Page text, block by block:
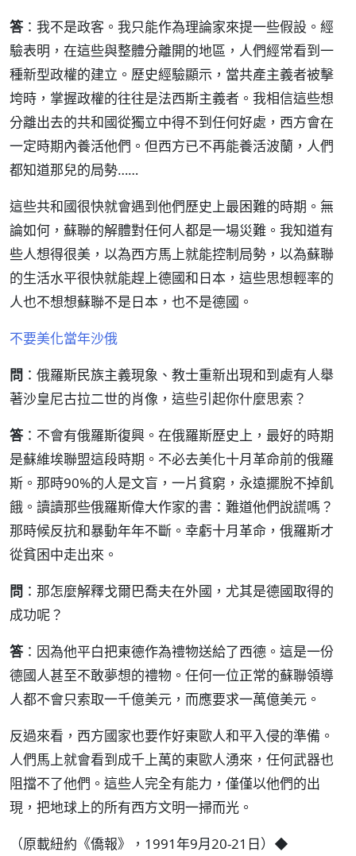
答：我不是政客。我只能作為理論家來提一些假設。經
驗表明，在這些與整體分離開的地區，人們經常看到一
種新型政權的建立。歷史經驗顯示，當共產主義者被擊
垮時，掌握政權的往往是法西斯主義者。我相信這些想
分離出去的共和國從獨立中得不到任何好處，西方會在
一定時期內養活他們。但西方已不再能養活波蘭，人們
都知道那兒的局勢……
這些共和國很快就會遇到他們歷史上最困難的時期。無
論如何，蘇聯的解體對任何人都是一場災難。我知道有
些人想得很美，以為西方馬上就能控制局勢，以為蘇聯
的生活水平很快就能趕上德國和日本，這些思想輕率的
人也不想想蘇聯不是日本，也不是德國。
不要美化當年沙俄
問 ：俄羅斯民族主義現象、教士重新出現和到處有人舉
著沙皇尼古拉二世的肖像，這些引起你什麼思索？
答：不會有俄羅斯復興。在俄羅斯歷史上，最好的時期
是蘇維埃聯盟這段時期。不必去美化十月革命前的俄羅
斯。那時90%的人是文盲，一片貧窮，永遠擺脫不掉飢
餓。讀讀那些俄羅斯偉大作家的書：難道他們說謊嗎？
那時候反抗和暴動年年不斷。幸虧十月革命，俄羅斯才
從貧困中走出來。
問 ：那怎麼解釋戈爾巴喬夫在外國，尤其是德國取得的
成功呢？
答：因為他平白把東德作為禮物送給了西德。這是一份
德國人甚至不敢夢想的禮物。任何一位正常的蘇聯領導
人都不會只索取一千億美元，而應要求一萬億美元。
反過來看，西方國家也要作好東歐人和平入侵的準備。
人們馬上就會看到成千上萬的東歐人湧來，任何武器也
阻擋不了他們。這些人完全有能力，僅僅以他們的出
現，把地球上的所有西方文明一掃而光。
（原載紐約《僑報》，1991年9月20-21日）◆